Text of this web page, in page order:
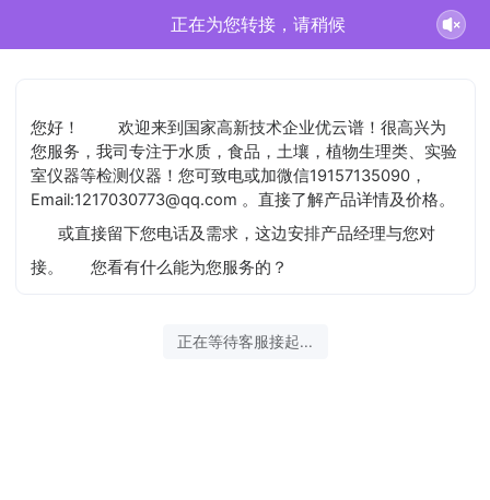
正在为您转接，请稍候
您好！
欢迎来到国家高新技术企业优云谱！很高兴为
您服务，我司专注于水质，食品，土壤，植物生理类、实验
室仪器等检测仪器！您可致电或加微信19157135090，
Email:1217030773@qq.com 。直接了解产品详情及价格。
或直接留下您电话及需求，这边安排产品经理与您对
接。
您看有什么能为您服务的？
正在等待客服接起...